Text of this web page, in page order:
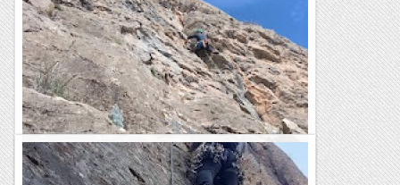
Fissura Oblicua a la Font Freda.